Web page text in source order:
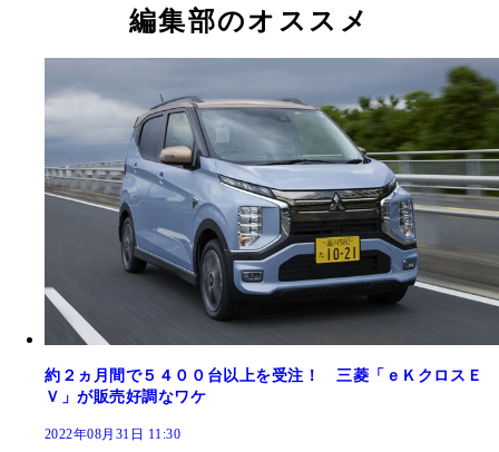
編集部のオススメ
約２ヵ月間で５４００台以上を受注！ 三菱「ｅＫクロスＥ
Ｖ」が販売好調なワケ
2022年08月31日 11:30